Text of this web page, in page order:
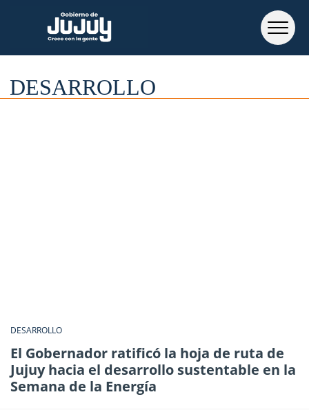
DESARROLLO
DESARROLLO
El Gobernador ratificó la hoja de ruta de
Jujuy hacia el desarrollo sustentable en la
Semana de la Energía